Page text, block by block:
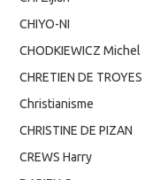
CHIYO-NI
CHODKIEWICZ Michel
CHRETIEN DE TROYES
Christianisme
CHRISTINE DE PIZAN
CREWS Harry